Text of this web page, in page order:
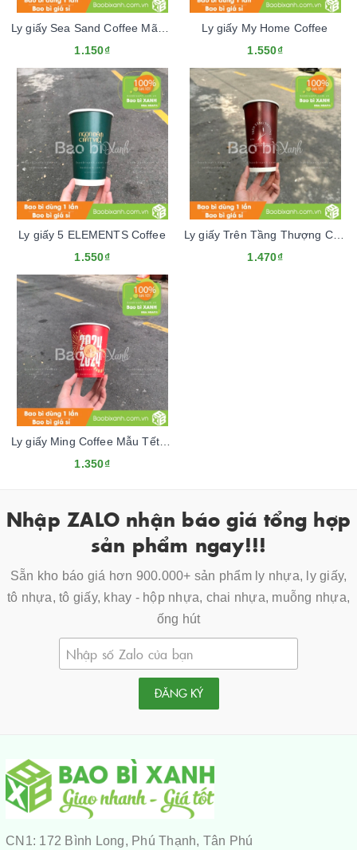
1.150₫
Ly giấy My Home Coffee
1.550₫
Ly giấy 5 ELEMENTS Coffee
1.550₫
Ly giấy Trên Tầng Thượng Cafe
1.470₫
Ly giấy Ming Coffee Mẫu Tết 2024
1.350₫
Nhập ZALO nhận báo giá tổng hợp
sản phẩm ngay!!!
Sẵn kho báo giá hơn 900.000+ sản phẩm ly nhựa, ly giấy,
tô nhựa, tô giấy, khay - hộp nhựa, chai nhựa, muỗng nhựa,
ống hút
ĐĂNG KÝ
CN1: 172 Bình Long, Phú Thạnh, Tân Phú